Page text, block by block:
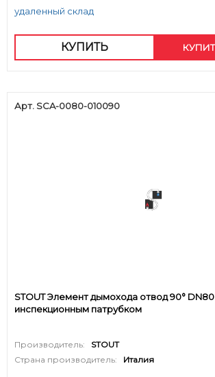
удаленный склад
КУПИТЬ
Арт. SCA-0080-010090
STOUT Элемент дымохода отвод 90°
инспекционным патрубком
Производитель:
STOUT
Страна производитель:
Италия